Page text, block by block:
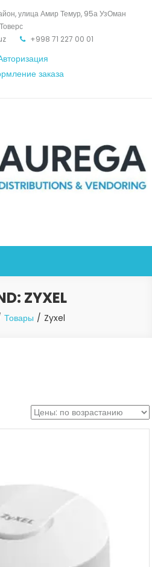
улица Амир Темур, 95а УзОман
Товерс
+998 71 227 00 01
заказа
ZYXEL
Товары Zyxel